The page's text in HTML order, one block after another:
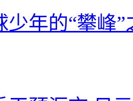
少年的“攀峰